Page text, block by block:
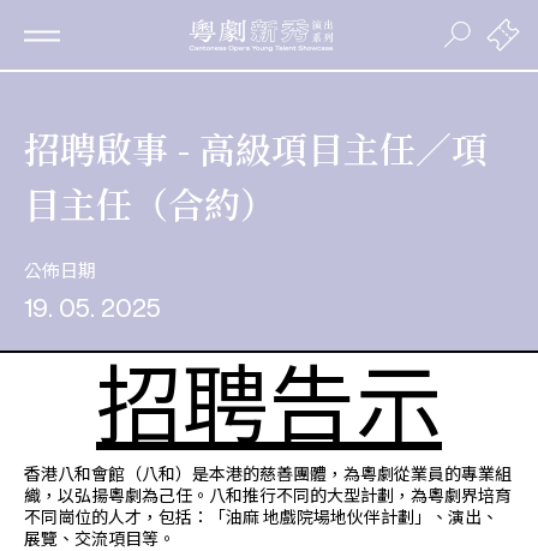
招聘啟事 - 高級項目主任／項
目主任（合約）
公佈日期
19. 05. 2025
招聘告示
香港八和會館（八和）是本港的慈善團體，為粵劇從業員的專業組
織，以弘揚粵劇為己任。八和推行不同的大型計劃，為粵劇界培育
不同崗位的人才，包括：「油麻 地戲院場地伙伴計劃」、演出、
展覽、交流項目等。